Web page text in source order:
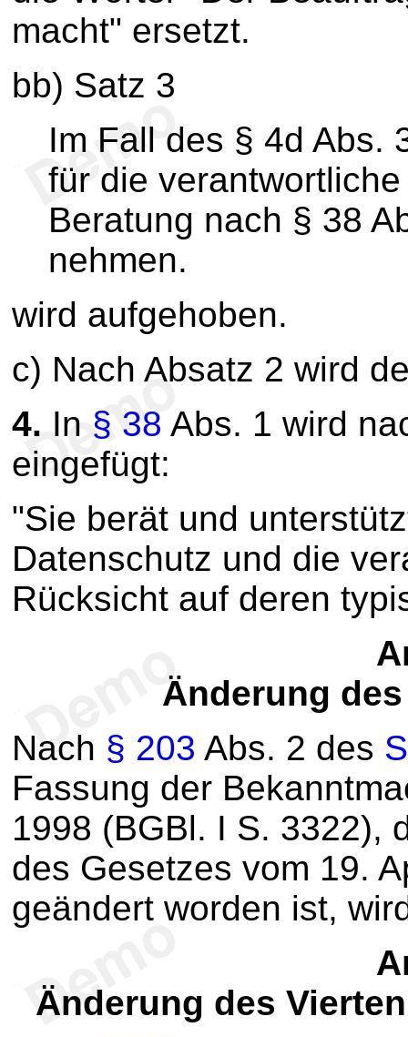
macht" ersetzt.
bb) Satz 3
Im Fall des § 4d Abs.
für die
Beratung nach § 38
nehmen.
wird aufgehoben.
c) Nach Absatz 2 wird
4. In § 38 Abs. 1 wird
eingefügt:
"Sie berät und
Datenschutz und die
Rücksicht auf deren
Änderung
Nach § 203 Abs. 2 des
Fassung der
1998 (BGBl. I S. 3322),
des Gesetzes vom 19.
geändert worden ist,
Änderung des